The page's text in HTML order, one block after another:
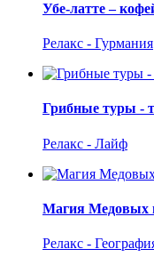
Убе-латте –
Релакс - Гурмания
Грибные туры -
Релакс - Лайф
Магия Медовых
Релакс -